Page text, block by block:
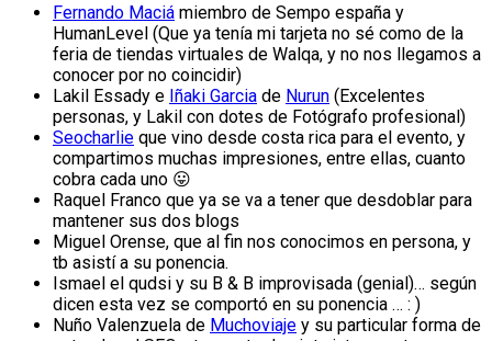
Fernando Maciá miembro de Sempo españa y
HumanLevel (Que ya tenía mi tarjeta no sé como de la
feria de tiendas virtuales de Walqa, y no nos llegamos a
conocer por no coincidir)
Lakil Essady e Iñaki Garcia de Nurun (Excelentes
personas, y Lakil con dotes de Fotógrafo profesional)
Seocharlie que vino desde costa rica para el evento, y
compartimos muchas impresiones, entre ellas, cuanto
cobra cada uno 😛
Raquel Franco que ya se va a tener que desdoblar para
mantener sus dos blogs
Miguel Orense, que al fin nos conocimos en persona, y
tb asistí a su ponencia.
Ismael el qudsi y su B & B improvisada (genial)… según
dicen esta vez se comportó en su ponencia … : )
Nuño Valenzuela de Muchoviaje y su particular forma de